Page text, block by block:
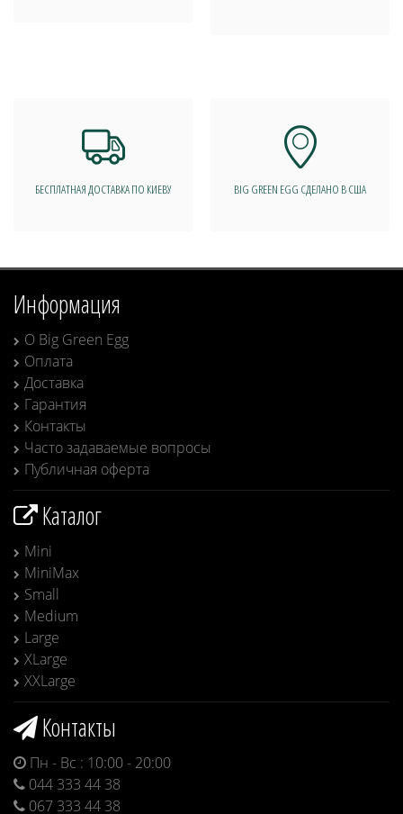
БЕСПЛАТНАЯ ДОСТАВКА ПО КИЕВУ BIG GREEN EGG СДЕЛАНО В США
Информация
О Big Green Egg
Оплата
Доставка
Гарантия
Контакты
Часто задаваемые вопросы
Публичная оферта
Каталог
Mini
MiniMax
Small
Medium
Large
XLarge
XXLarge
Контакты
Пн - Вс : 10:00 - 20:00
044 333 44 38
067 333 44 38